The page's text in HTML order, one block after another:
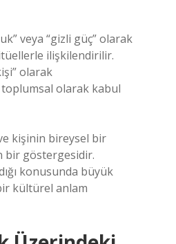
veya “gizli güç” olarak
ilişkilendirilir.
olarak
toplumsal olarak kabul
kişinin bireysel bir
bir göstergesidir.
konusunda büyük
kültürel anlam